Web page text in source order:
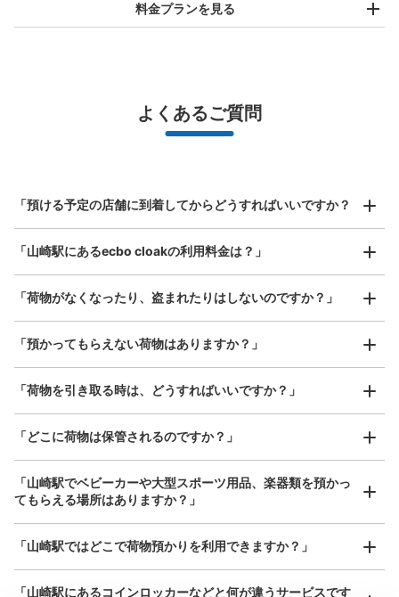
保管できる荷物数
中 :2 / ¥400小:4/ ¥300
支払い方法
現金
スマホからお店と日時を
指定して事前予約
お店で荷物の写真を
全国1,000箇所以上と提携
好立地 / 好条件店舗も多数
料金プランを見る
最大辺が45cm未満の大きさのお荷物（リュック、ハンド
バッグ、お手荷物など）
¥800/ 日
器、ベビーカーなど）
よくあるご質問
「預ける予定の店舗に到着してからどうすればいいですか？
「山崎駅にあるecbo cloakの利用料金は？」
「荷物がなくなったり、盗まれたりはしないのですか？」
「預かってもらえない荷物はありますか？」
「荷物を引き取る時は、どうすればいいですか？」
「どこに荷物は保管されるのですか？」
「山崎駅でベビーカーや大型スポーツ用品、楽器類を預かっ
てもらえる場所はありますか？」
「山崎駅ではどこで荷物預かりを利用できますか？」
「山崎駅にあるコインロッカーなどと何が違うサービスです